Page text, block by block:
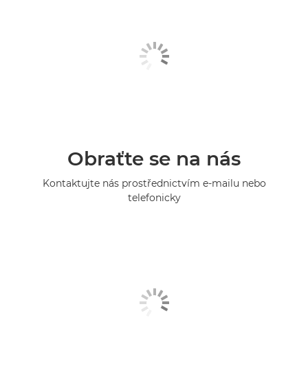
Obraťte se na nás
Kontaktujte nás prostřednictvím e-mailu nebo
telefonicky